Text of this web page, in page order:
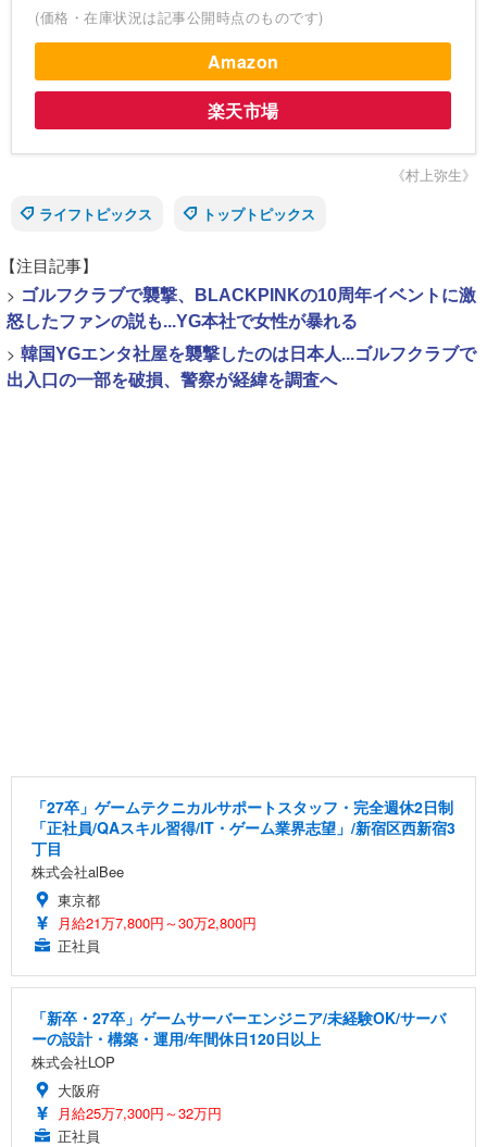
(価格・在庫状況は記事公開時点のものです)
Amazon
楽天市場
《村上弥生》
ライフトピックス
トップトピックス
【注目記事】
> ゴルフクラブで襲撃、BLACKPINKの10周年イベントに激
怒したファンの説も...YG本社で女性が暴れる
> 韓国YGエンタ社屋を襲撃したのは日本人...ゴルフクラブで
出入口の一部を破損、警察が経緯を調査へ
「27卒」ゲームテクニカルサポートスタッフ・完全週休2日制
「正社員/QAスキル習得/IT・ゲーム業界志望」/新宿区西新宿3
丁目
株式会社alBee
東京都
月給21万7,800円～30万2,800円
正社員
「新卒・27卒」ゲームサーバーエンジニア/未経験OK/サーバ
ーの設計・構築・運用/年間休日120日以上
株式会社LOP
大阪府
月給25万7,300円～32万円
正社員